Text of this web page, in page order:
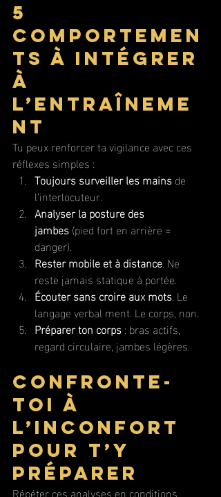
5
comportemen
ts à intégrer
à
l’entraîneme
nt
Tu peux renforcer ta vigilance avec ces
réflexes simples :
Toujours surveiller les mains de
l’interlocuteur.
Analyser la posture des
jambes (pied fort en arrière =
danger).
Rester mobile et à distance. Ne
reste jamais statique à portée.
Écouter sans croire aux mots. Le
langage verbal ment. Le corps, non.
Préparer ton corps : bras actifs,
regard circulaire, jambes légères.
Confronte-
toi à
l’inconfort
pour t’y
préparer
Répéter ces analyses en conditions